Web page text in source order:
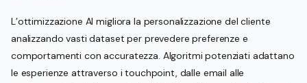
L’ottimizzazione AI migliora la personalizzazione del cliente
analizzando vasti dataset per prevedere preferenze e
comportamenti con accuratezza. Algoritmi potenziati adattano
le esperienze attraverso i touchpoint, dalle email alle